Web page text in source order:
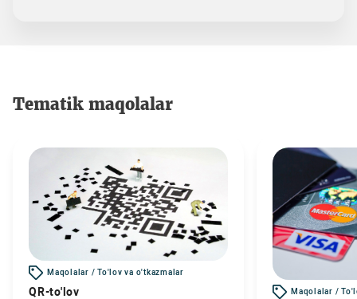
Tematik maqolalar
Maqolalar / To'lov va o'tkazmalar
QR-to'lov Maqolalar /